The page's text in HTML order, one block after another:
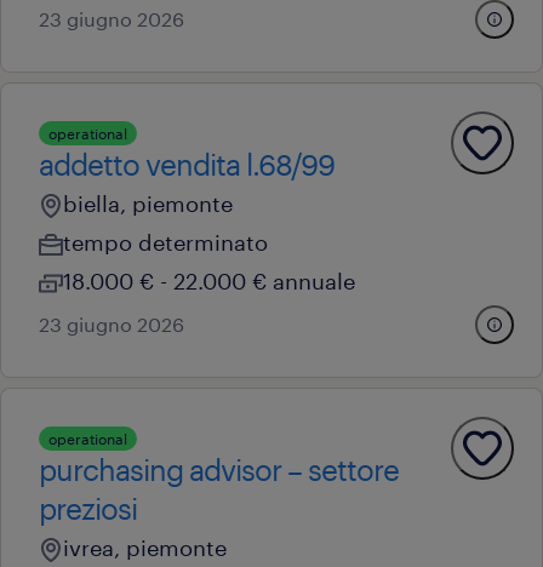
23 giugno 2026
operational
addetto vendita l.68/99
biella, piemonte
tempo determinato
18.000 € - 22.000 € annuale
23 giugno 2026
operational
purchasing advisor – settore
preziosi
ivrea, piemonte